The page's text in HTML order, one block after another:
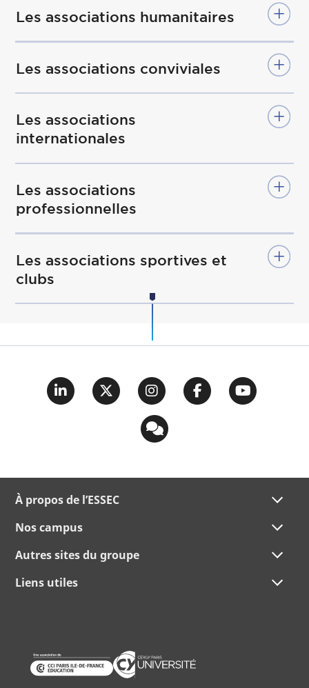
Les associations humanitaires
Les associations conviviales
Les associations
internationales
Les associations
professionnelles
Les associations sportives et
clubs
À propos de l’ESSEC
Nos campus
Autres sites du groupe
Liens utiles